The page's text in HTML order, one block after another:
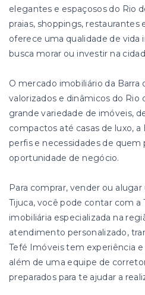
elegantes e espaçosos do Rio
praias, shoppings, restaurantes
oferece uma qualidade de vida
busca morar ou investir na
O mercado imobiliário da Barra
valorizados e dinâmicos do Rio
grande variedade de imóveis,
compactos até casas de luxo,
perfis e necessidades de quem
oportunidade de negócio.
Para comprar, vender ou
Tijuca, você pode contar com a
imobiliária especializada na
atendimento personalizado,
Tefé Imóveis tem experiência
além de uma equipe de
preparados para te ajudar a